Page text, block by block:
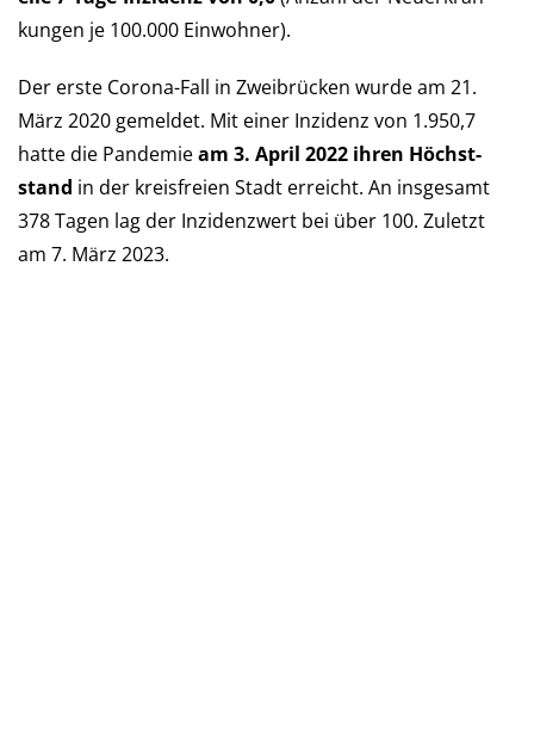
kun­gen je 100.000 Ein­wohner).
Der erste Corona-Fall in Zweibrücken wurde am 21.
März 2020 ge­mel­det. Mit einer Inzi­denz von 1.950,7
hatte die Pan­de­mieam 3. April 2022 ihren Höchst­
stand in der kreis­freien Stadt er­reicht. An ins­ge­samt
378 Tagen lag der Inzi­denz­wert bei über 100. Zu­letzt
am 7. März 2023.